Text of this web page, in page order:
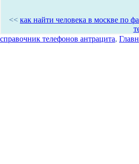
<< как найти человека в москве по
справочник телефонов антрацита,